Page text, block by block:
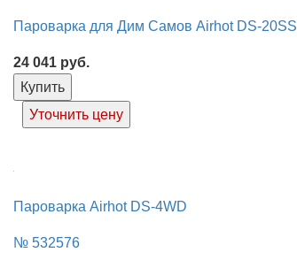
Пароварка для Дим Самов Airhot DS-20SS
24 041 руб.
Купить
Уточнить цену
Пароварка Airhot DS-4WD
№ 532576